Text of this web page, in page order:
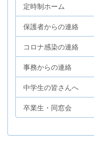
定時制ホーム
保護者からの連絡
コロナ感染の連絡
事務からの連絡
中学生の皆さんへ
卒業生・同窓会